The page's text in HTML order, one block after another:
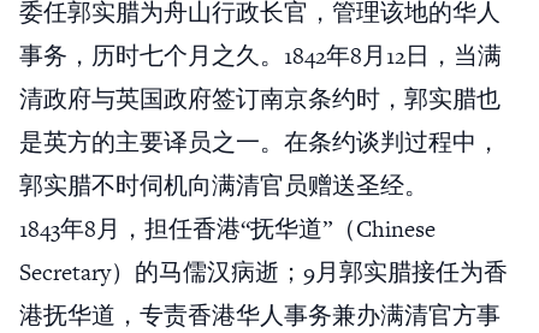
委任郭实腊为舟山行政长官，管理该地的华人
事务，历时七个月之久。1842年8月12日，当满
清政府与英国政府签订南京条约时，郭实腊也
是英方的主要译员之一。在条约谈判过程中，
郭实腊不时伺机向满清官员赠送圣经。
1843年8月，担任香港“抚华道”（Chinese
Secretary）的马儒汉病逝；9月郭实腊接任为香
港抚华道，专责香港华人事务兼办满清官方事